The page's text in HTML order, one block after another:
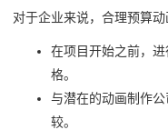
对于企业来说，合理预算
在项目开始之前，
格。
与潜在的动画制作
较。